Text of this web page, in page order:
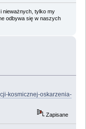
nieważnych, tylko my
odbywa się w naszych
kosmicznej-oskarzenia-
Zapisane